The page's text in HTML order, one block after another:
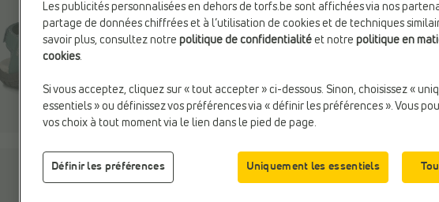
Les publicités personnalisées en dehors de torfs.be sont affichées via nos
partage de données chiffrées et à l’utilisation de cookies et de techniques
savoir plus, consultez notre politique de confidentialité et notre politique en
cookies.
Si vous acceptez, cliquez sur « tout accepter » ci-dessous. Sinon, choisissez «
essentiels » ou définissez vos préférences via « définir les préférences ». Vous
vos choix à tout moment via le lien dans le pied de page.
Définir les préférences Uniquement les essentiels